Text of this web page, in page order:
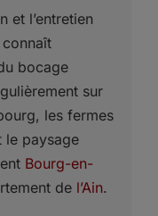
et l’entretien
bocage
sur
les fermes
le paysage
Bourg-en-
de l’Ain.